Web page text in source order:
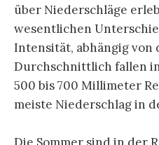
über Niederschläge
wesentlichen
Intensität, abhängig von
Durchschnittlich fallen
500 bis 700 Millimeter
meiste Niederschlag in